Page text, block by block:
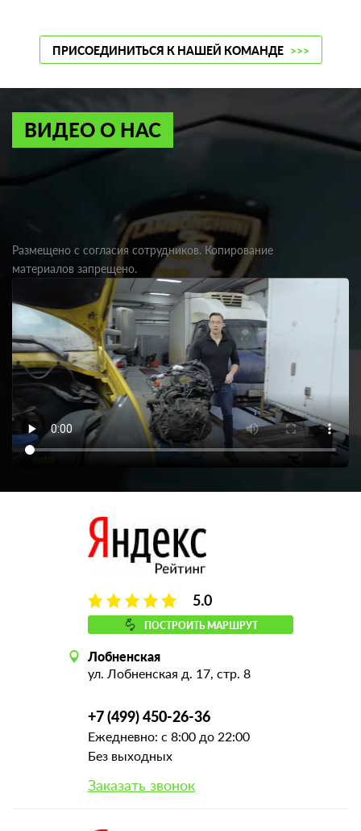
ПРИСОЕДИНИТЬСЯ К НАШЕЙ КОМАНДЕ >>>
ВИДЕО О НАС
Размещено с согласия сотрудников. Копирование
материалов запрещено.
5.0
ПОСТРОИТЬ МАРШРУТ
Лобненская
ул. Лобненская д. 17, стр. 8
+7 (499) 450-26-36
Ежедневно: с 8:00 до 22:00
Без выходных
Заказать звонок